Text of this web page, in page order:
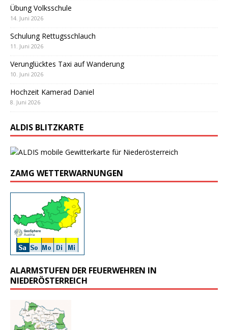
Übung Volksschule
14. Juni 2026
Schulung Rettugsschlauch
11. Juni 2026
Verunglücktes Taxi auf Wanderung
10. Juni 2026
Hochzeit Kamerad Daniel
8. Juni 2026
ALDIS BLITZKARTE
ZAMG WETTERWARNUNGEN
ALARMSTUFEN DER FEUERWEHREN IN
NIEDERÖSTERREICH